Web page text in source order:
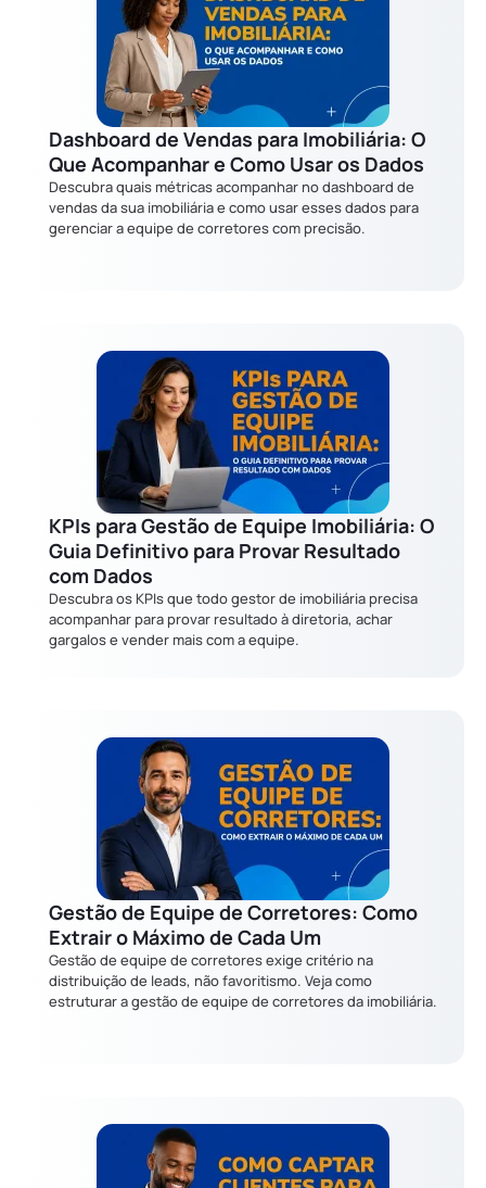
Dashboard de Vendas para Imobiliária: O
Que Acompanhar e Como Usar os Dados
Descubra quais métricas acompanhar no dashboard de
vendas da sua imobiliária e como usar esses dados para
gerenciar a equipe de corretores com precisão.
KPIs para Gestão de Equipe Imobiliária: O
Guia Definitivo para Provar Resultado
com Dados
Descubra os KPIs que todo gestor de imobiliária precisa
acompanhar para provar resultado à diretoria, achar
gargalos e vender mais com a equipe.
Gestão de Equipe de Corretores: Como
Extrair o Máximo de Cada Um
Gestão de equipe de corretores exige critério na
distribuição de leads, não favoritismo. Veja como
estruturar a gestão de equipe de corretores da imobiliária.